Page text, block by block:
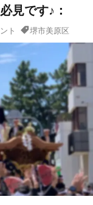
見です♪：
ト 堺市美原区